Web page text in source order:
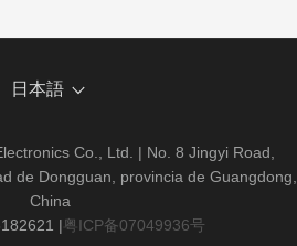
日本語
Co., Ltd. | No. 8 Jingyi Road,
de Dongguan, provincia de Guangdong,
China
|粤ICP备07049936号